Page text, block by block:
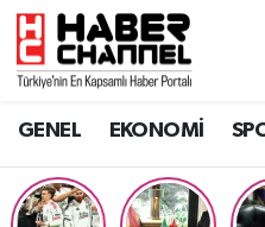
GENEL EKONOMİ
GENEL
SPOR
Nöbetçi Eczaneler
Trafik Durumu